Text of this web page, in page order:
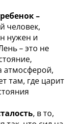
–
человек,
нужен и
– это не
атмосферой,
там, где царит
, в то,